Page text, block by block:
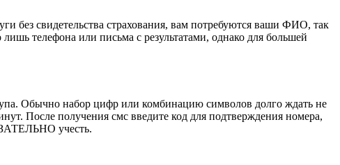
без свидетельства страхования, вам потребуются ваши ФИО, так
телефона или письма с результатами, однако для большей
Обычно набор цифр или комбинацию символов долго ждать не
После получения смс введите код для подтверждения номера,
учесть.